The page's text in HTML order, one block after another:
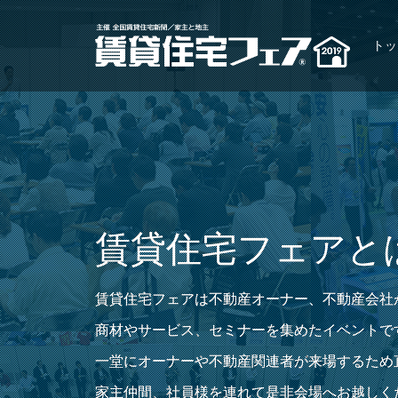
ト
賃貸住宅フェアと
賃貸住宅フェアは不動産オーナー、不動産会
商材やサービス、セミナーを集めたイベントで
一堂にオーナーや不動産関連者が来場するた
家主仲間、社員様を連れて是非会場へお越しく